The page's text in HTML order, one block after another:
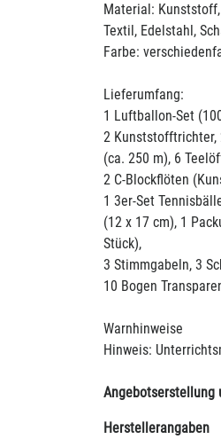
Material:
Textil, Edelstahl,
Farbe:
Lieferumfang:
1 Luftballon-Set
2 Kunststofftrichter,
(ca. 250 m), 6
2 C-Blockflöten
1 3er-Set
(12 x 17 cm), 1
Stück),
3 Stimmgabeln, 3
10 Bogen
Warnhinweise
Hinweis:
Angebotserstellung
Herstellerangaben